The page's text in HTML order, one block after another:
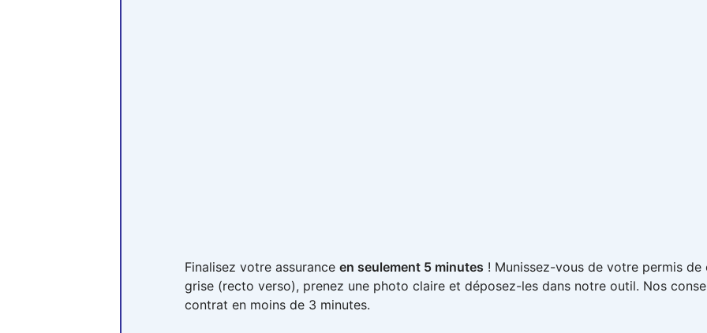
Finalisez votre assurance en seulement 5 minutes ! Munissez-vous de votre permis
grise (recto verso), prenez une photo claire et déposez-les dans notre outil. Nos
contrat en moins de 3 minutes.